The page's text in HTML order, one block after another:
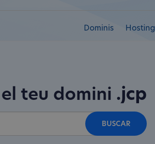
Dominis Hosting
teu domini .jcp
BUSCAR